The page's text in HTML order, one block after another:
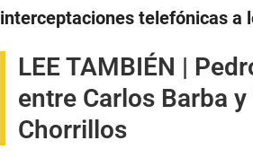
interceptaciones telefónicas a
LEE TAMBIÉN |
entre Carlos Barba y
Chorrillos